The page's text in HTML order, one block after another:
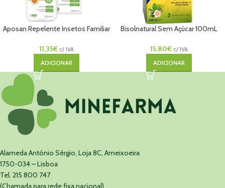
Aposan Repelente Insetos Familiar
11,35€ c/ IVA
ADICIONAR
Bisolnatural Sem Açúcar 100mL
15,80€ c/ IVA
ADICIONAR
Alameda António Sérgio, Loja 8C, Ameixoeira
1750-034 – Lisboa
Tel. 215 800 747